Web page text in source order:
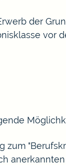
der
vor